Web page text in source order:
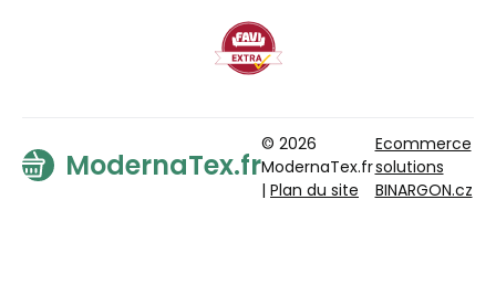
ModernaTex.fr
© 2026
ModernaTex.fr
| Plan du site
Ecommerce
solutions
BINARGON.cz